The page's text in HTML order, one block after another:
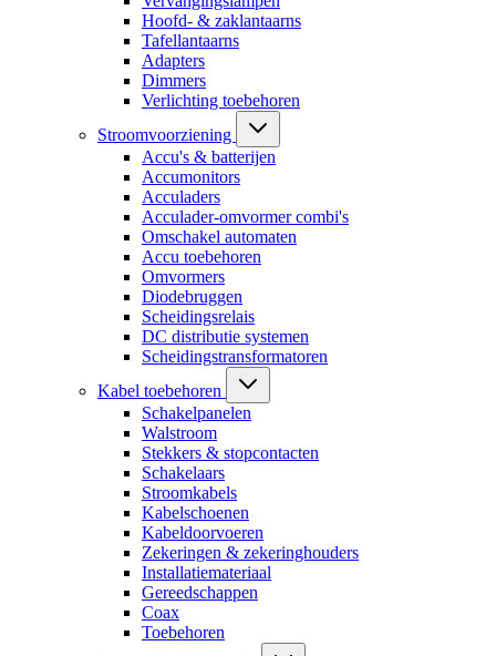
Hoofd- & zaklantaarns
Tafellantaarns
Adapters
Dimmers
Verlichting toebehoren
Stroomvoorziening
Accu's & batterijen
Accumonitors
Acculaders
Acculader-omvormer combi's
Omschakel automaten
Accu toebehoren
Omvormers
Diodebruggen
Scheidingsrelais
DC distributie systemen
Scheidingstransformatoren
Kabel toebehoren
Schakelpanelen
Walstroom
Stekkers & stopcontacten
Schakelaars
Stroomkabels
Kabelschoenen
Kabeldoorvoeren
Zekeringen & zekeringhouders
Installatiemateriaal
Gereedschappen
Coax
Toebehoren